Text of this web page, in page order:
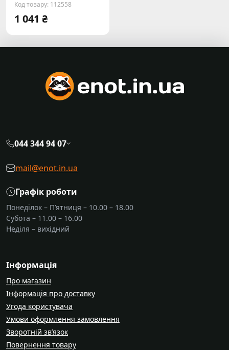
Код товару: 112558
1 041 ₴
044 344 94 07
mail@enot.in.ua
Графік роботи
Понеділок – П’ятниця – 10.00 – 18.00
Субота – 11.00 – 16.00
Неділя – вихідний
Інформація
Про магазин
Інформація про доставку
Угода користувача
Умови оформлення замовлення
Зворотній зв’язок
Повернення товару